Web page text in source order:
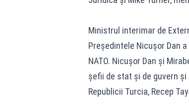
Ministrul interimar de
Președintele Nicușor Dan
NATO. Nicușor Dan și
șefii de stat și de guvern
Republicii Turcia, Recep